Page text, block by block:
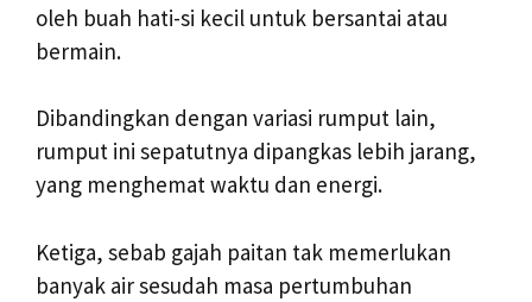
oleh buah hati-si kecil untuk bersantai atau
bermain.
Dibandingkan dengan variasi rumput lain,
rumput ini sepatutnya dipangkas lebih jarang,
yang menghemat waktu dan energi.
Ketiga, sebab gajah paitan tak memerlukan
banyak air sesudah masa pertumbuhan